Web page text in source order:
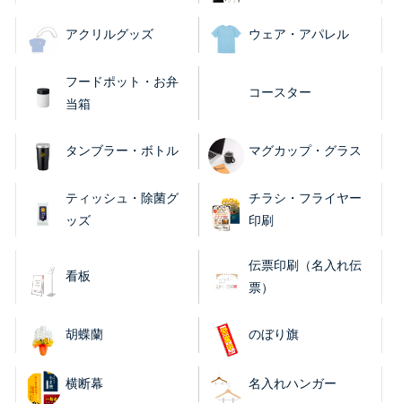
アクリルグッズ ウェア・アパレル
フードポット・お弁
当箱
コースター
タンブラー・ボトル マグカップ・グラス
ティッシュ・除菌グ
ッズ
チラシ・フライヤー
印刷
看板
伝票印刷（名入れ伝
票）
胡蝶蘭 のぼり旗
横断幕 名入れハンガー